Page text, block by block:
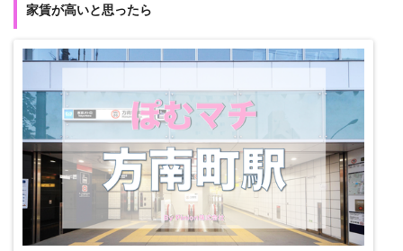
家賃が高いと思ったら